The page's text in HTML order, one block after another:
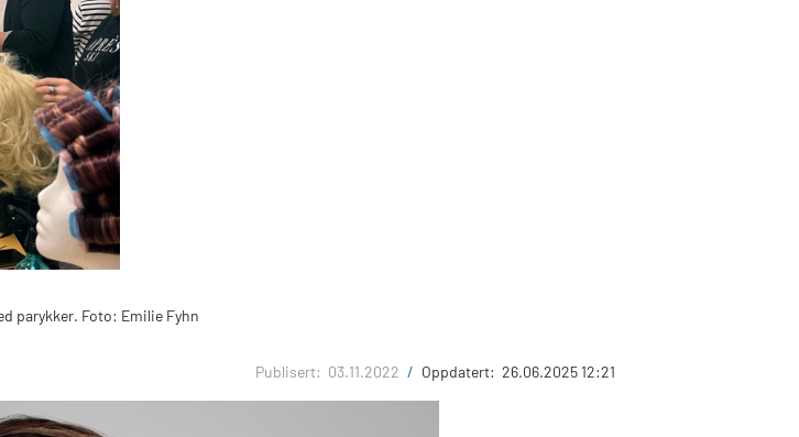
parykker. Foto: Emilie Fyhn
Publisert: 03.11.2022 / Oppdatert: 26.06.2025 12:21